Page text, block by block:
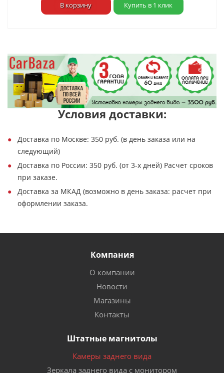
В корзину Купить в 1 клик
Условия доставки:
Доставка по Москве: 350 руб. (в день заказа или на
следующий)
Доставка по России: 350 руб. (от 3-х дней) Расчет сроков
при заказе.
Доставка за МКАД (возможно в день заказа: расчет при
оформлении заказа.
Компания
О компании
Новости
Магазины
Контакты
Штатные магнитолы
Камеры заднего вида
Зеркала заднего вида с монитором